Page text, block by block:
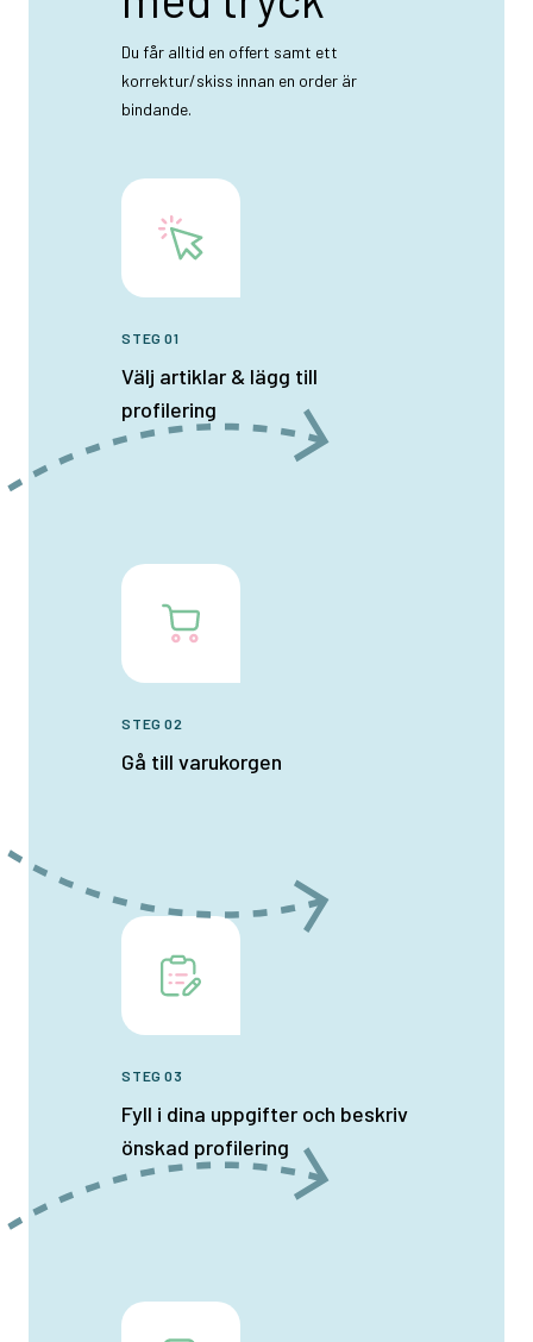
Du får alltid en offert samt ett
korrektur/skiss innan en order är
bindande.
STEG 01
Välj artiklar & lägg till
profilering
STEG 02
Gå till varukorgen
STEG 03
Fyll i dina uppgifter och beskriv
önskad profilering